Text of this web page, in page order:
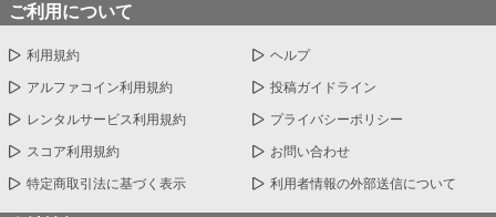
ご利用について
利用規約 ヘルプ
アルファコイン利用規約 投稿ガイドライン
レンタルサービス利用規約 プライバシーポリシー
スコア利用規約 お問い合わせ
特定商取引法に基づく表示 利用者情報の外部送信について